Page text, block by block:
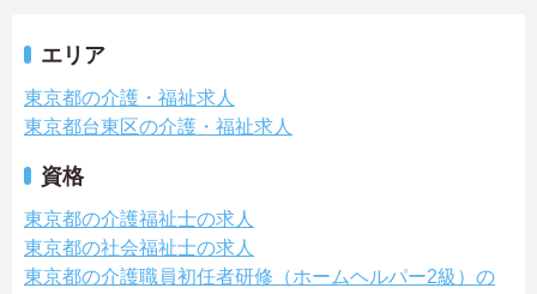
エリア
東京都の介護・福祉求人
東京都台東区の介護・福祉求人
資格
東京都の介護福祉士の求人
東京都の社会福祉士の求人
東京都の介護職員初任者研修（ホームヘルパー2級）の